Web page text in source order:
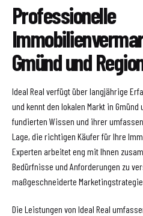
Professionelle
Gmünd und
Ideal Real verfügt über langjährige
und kennt den lokalen Markt in
fundierten Wissen und ihrer
Lage, die richtigen Käufer für Ihre
Experten arbeitet eng mit Ihnen
Bedürfnisse und Anforderungen zu
maßgeschneiderte
Die Leistungen von Ideal Real